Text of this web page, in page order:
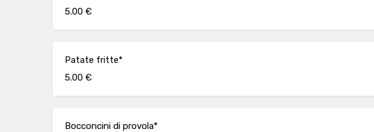
5.00 €
Patate fritte*
5.00 €
Bocconcini di provola*